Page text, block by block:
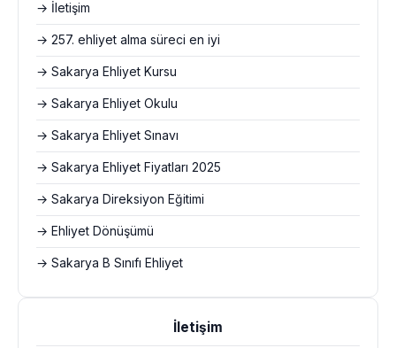
→ İletişim
→ 257. ehliyet alma süreci en iyi
→ Sakarya Ehliyet Kursu
→ Sakarya Ehliyet Okulu
→ Sakarya Ehliyet Sınavı
→ Sakarya Ehliyet Fiyatları 2025
→ Sakarya Direksiyon Eğitimi
→ Ehliyet Dönüşümü
→ Sakarya B Sınıfı Ehliyet
İletişim